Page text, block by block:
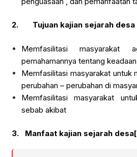
2. Tujuan kajian sejarah desa
Memfasilitasi masyarakat
pemahamannya tentang
Memfasilitasi masyarakat untuk
perubahan – perubahan di
Memfasilitasi masyarakat
sebab akibat
3. Manfaat kajian sejarah